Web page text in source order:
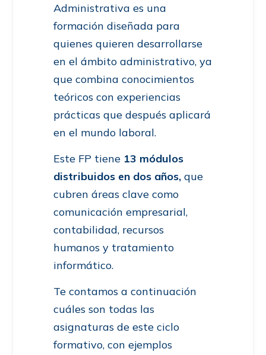
Administrativa es una
formación diseñada para
quienes quieren desarrollarse
en el ámbito administrativo, ya
que combina conocimientos
teóricos con experiencias
prácticas que después aplicará
en el mundo laboral.
Este FP tiene 13 módulos
distribuidos en dos años, que
cubren áreas clave como
comunicación empresarial,
contabilidad, recursos
humanos y tratamiento
informático.
Te contamos a continuación
cuáles son todas las
asignaturas de este ciclo
formativo, con ejemplos